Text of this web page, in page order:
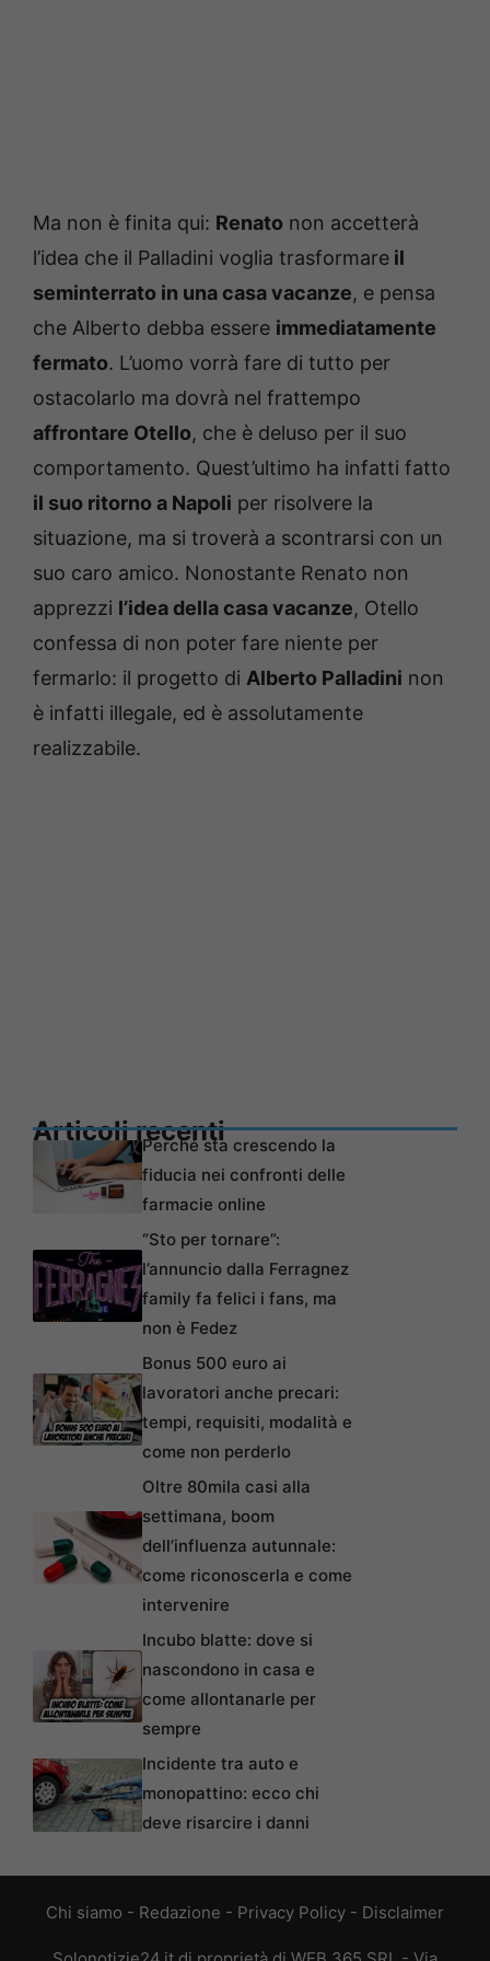
Ma non è finita qui: Renato non accetterà
l’idea che il Palladini voglia trasformare il
seminterrato in una casa vacanze, e pensa
che Alberto debba essere immediatamente
fermato. L’uomo vorrà fare di tutto per
ostacolarlo ma dovrà nel frattempo
affrontare Otello, che è deluso per il suo
comportamento. Quest’ultimo ha infatti fatto
il suo ritorno a Napoli per risolvere la
situazione, ma si troverà a scontrarsi con un
suo caro amico. Nonostante Renato non
apprezzi l’idea della casa vacanze, Otello
confessa di non poter fare niente per
fermarlo: il progetto di Alberto Palladini non
è infatti illegale, ed è assolutamente
realizzabile.
Articoli recentiPerché sta crescendo la
fiducia nei confronti delle
farmacie online
“Sto per tornare”:
l’annuncio dalla Ferragnez
family fa felici i fans, ma
non è Fedez
Bonus 500 euro ai
lavoratori anche precari:
tempi, requisiti, modalità e
come non perderlo
Oltre 80mila casi alla
settimana, boom
dell’influenza autunnale:
come riconoscerla e come
intervenire
Incubo blatte: dove si
nascondono in casa e
come allontanarle per
sempre
Incidente tra auto e
monopattino: ecco chi
deve risarcire i danni
Chi siamo - Redazione - Privacy Policy - Disclaimer